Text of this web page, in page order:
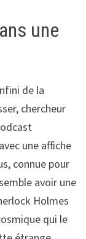
une
de la
chercheur
une affiche
connue pour
avoir une
Holmes
qui le